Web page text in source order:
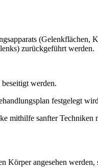
(Gelenkflächen,
zurückgeführt werden.
werden.
festgelegt
mithilfe sanfter Techniken
Körper angesehen